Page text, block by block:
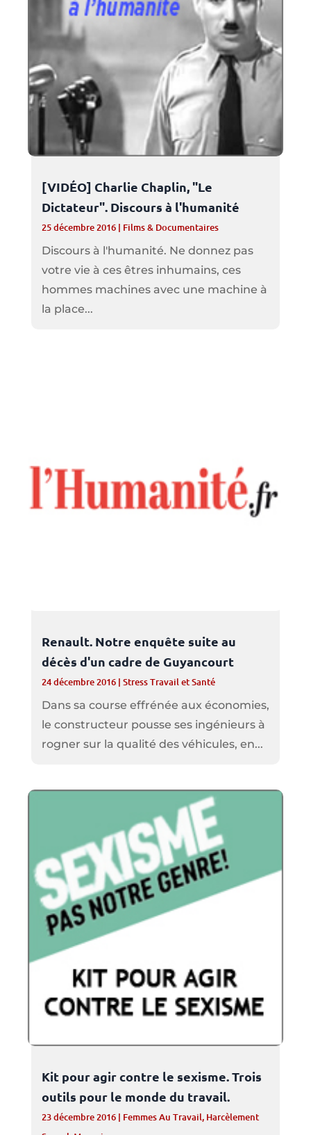
[VIDÉO] Charlie Chaplin, "Le
Dictateur". Discours à l'humanité
25 décembre 2016| Films & Documentaires
Discours à l'humanité. Ne donnez pas
votre vie à ces êtres inhumains, ces
hommes machines avec une machine à
la place...
Renault. Notre enquête suite au
décès d'un cadre de Guyancourt
24 décembre 2016| Stress Travail et Santé
Dans sa course effrénée aux économies,
le constructeur pousse ses ingénieurs à
rogner sur la qualité des véhicules, en...
Kit pour agir contre le sexisme. Trois
outils pour le monde du travail.
23 décembre 2016| Femmes Au Travail, Harcèlement